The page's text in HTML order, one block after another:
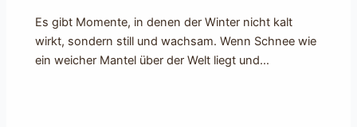
Es gibt Momente, in denen der Winter nicht kalt
wirkt, sondern still und wachsam. Wenn Schnee wie
ein weicher Mantel über der Welt liegt und…